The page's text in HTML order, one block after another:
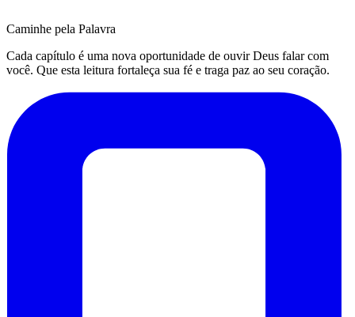
Caminhe pela Palavra
Cada capítulo é uma nova oportunidade de ouvir Deus falar com
você. Que esta leitura fortaleça sua fé e traga paz ao seu coração.